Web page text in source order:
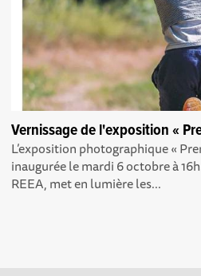
Vernissage de l'exposition «
L’exposition photographique «
inaugurée le mardi 6 octobre à
REEA, met en lumière les...